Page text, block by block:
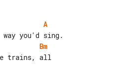
A
Bm